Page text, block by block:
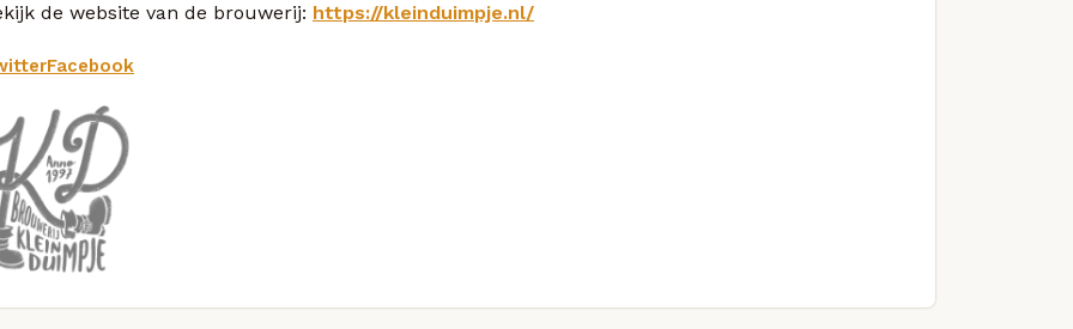
de website van de brouwerij: https://kleinduimpje.nl/
Facebook